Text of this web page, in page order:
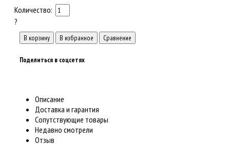
Количество:
?
Поделиться в соцсетях
Описание
Доставка и гарантия
Сопутствующие товары
Недавно смотрели
Отзыв